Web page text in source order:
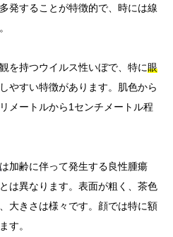
発することが特徴的で、時には線
を持つウイルス性いぼで、特に眼
やすい特徴があります。肌色から
メートルから1センチメートル程
は加齢に伴って発生する良性腫瘍
は異なります。表面が粗く、茶色
大きさは様々です。顔では特に額
す。